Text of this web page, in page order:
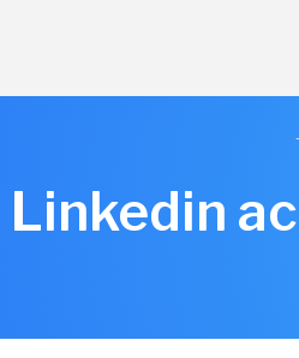
Linkedin